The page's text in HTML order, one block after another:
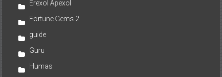
Erexol Apexol
Fortune Gems 2
guide
Guru
Humas